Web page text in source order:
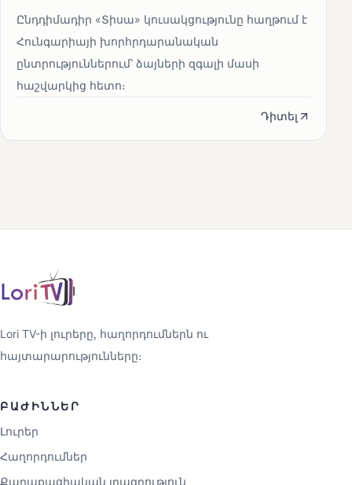
Ընդդիմադիր «Տիսա» կուսակցությունը հաղթում է
Հունգարիայի խորհրդարանական
ընտրություններում՝ ձայների զգալի մասի
հաշվարկից հետո։
Դիտել
Lori TV-ի լուրերը, հաղորդումներն ու
հայտարարությունները։
ԲԱԺԻՆՆԵՐ
Լուրեր
Հաղորդումներ
Քաղաքացիական լրագրություն